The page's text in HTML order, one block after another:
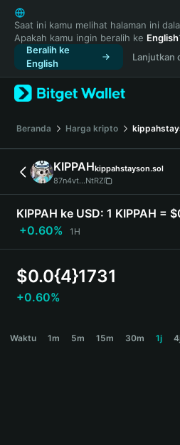
English
日本語
Tiếng Việt
Русский
Español (Latinoamérica)
Türkçe
Français
Deutsch
简体中文
繁體中文
Português (Portugal)
Bahasa Indonesia
ภาษาไทย
हिन्दी
Español
Português (Brasil)
Saat ini kamu melihat halaman ini
Apakah kamu ingin beralih ke English
Beralih ke
English
Lanjutkan
Beranda Harga kripto
KIPPAHkippahstayson.sol
87n4vt...NtRZ
KIPPAH ke USD: 1 KIPPAH =
+0.60%
1H
$0.0{4}1731
+0.60%
Waktu 1m 5m 15m 30m 1j